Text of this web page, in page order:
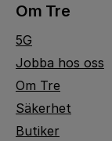
Om Tre
5G
Jobba hos oss
Om Tre
Säkerhet
Butiker